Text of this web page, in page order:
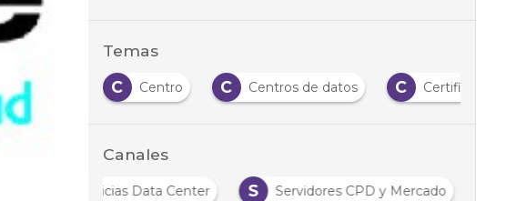
Temas
Aplicaciones C Centro C Centros de datos C Certificación
Canales
Noticias Data Center S Servidores CPD y Mercado